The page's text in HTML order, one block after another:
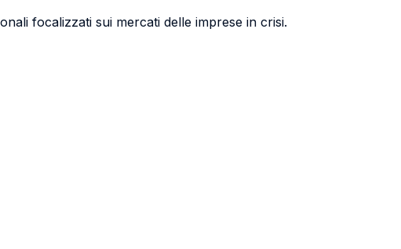
focalizzati sui mercati delle imprese in crisi.